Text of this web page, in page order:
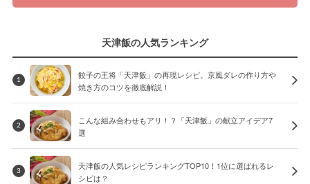
天津飯の人気ランキング
1
餃子の王将「天津飯」の再現レシピ。京風ダレの作り方や
焼き方のコツを徹底解説！
2
こんな組み合わせもアリ！？「天津飯」の献立アイデア7
選
3
天津飯の人気レシピランキングTOP10！1位に選ばれるレ
シピは？